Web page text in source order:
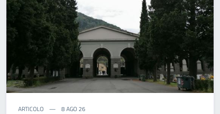
ARTICOLO 8 AGO 26